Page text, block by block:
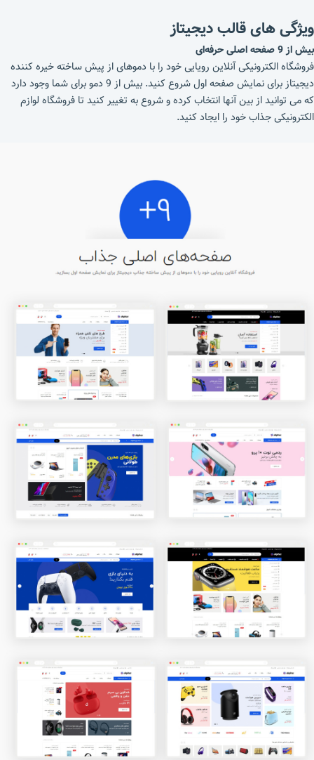
ویژگی های قالب دیجیتاز
بیش از 9 صفحه اصلی حرفه‎‌ای
فروشگاه الکترونیکی آنلاین رویایی خود را با دموهای از پیش ساخته خیره کننده
دیجیتاز برای نمایش صفحه اول شروع کنید. بیش از 9 دمو برای شما وجود دارد
که می توانید از بین آنها انتخاب کرده و شروع به تغییر کنید تا فروشگاه لوازم
الکترونیکی جذاب خود را ایجاد کنید.